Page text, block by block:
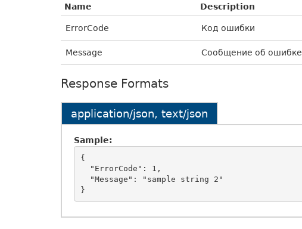
Name
Description
ErrorCode Код ошибки
Message Сообщение об ошибке
Response Formats
application/json, text/json
Sample:
{